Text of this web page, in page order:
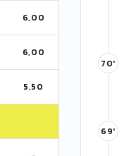
6,00
6,00
5,50
70'
69'